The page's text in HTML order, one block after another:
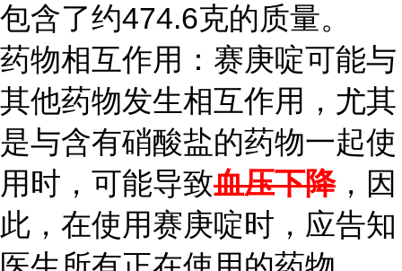
包含了约474.6克的质量。
药物相互作用：赛庚啶可能与
其他药物发生相互作用，尤其
是与含有硝酸盐的药物一起使
用时，可能导致血压下降，因
此，在使用赛庚啶时，应告知